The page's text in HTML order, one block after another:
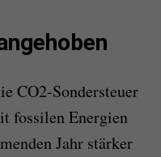
CO2-Sondersteuer
fossilen Energien
Jahr stärker